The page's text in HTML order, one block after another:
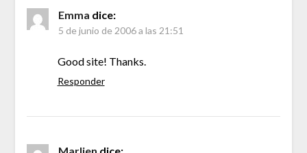
Emma dice:
5 de junio de 2006 a las 21:51
Good site! Thanks.
Responder